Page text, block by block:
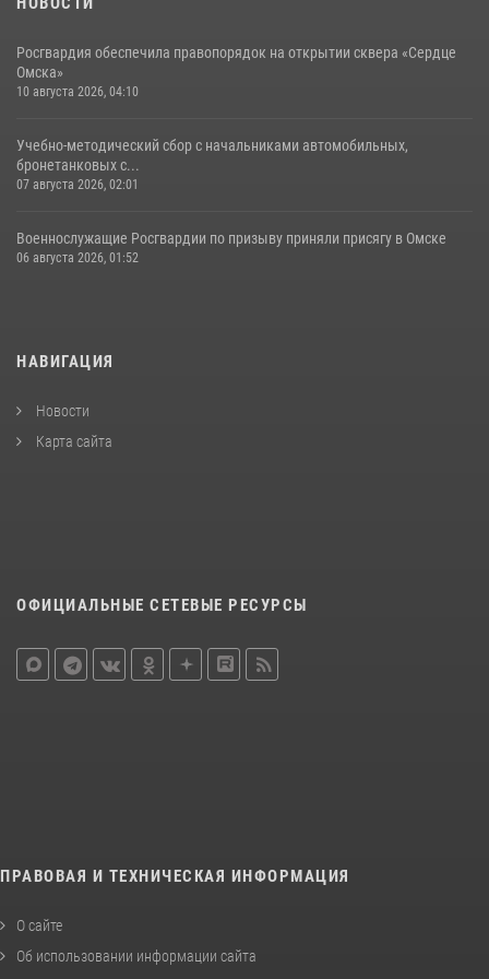
Росгвардия обеспечила правопорядок на открытии сквера «Сердце
Омска»
10 августа 2026, 04:10
Учебно-методический сбор с начальниками автомобильных,
бронетанковых с...
07 августа 2026, 02:01
Военнослужащие Росгвардии по призыву приняли присягу в Омске
06 августа 2026, 01:52
НАВИГАЦИЯ
Новости
Карта сайта
ОФИЦИАЛЬНЫЕ СЕТЕВЫЕ РЕСУРСЫ
ПРАВОВАЯ И ТЕХНИЧЕСКАЯ ИНФОРМАЦИЯ
О сайте
Об использовании информации сайта